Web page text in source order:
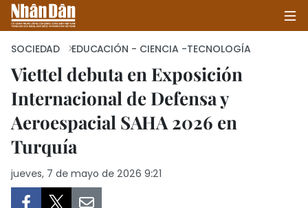
INICIO
POLÍTICA
SOCIEDAD EDUCACIÓN - CIENCIA -TECNOLOGÍA
Viettel debuta en Exposición
Internacional de Defensa y
Aeroespacial SAHA 2026 en
Turquía
jueves, 7 de mayo de 2026 9:21